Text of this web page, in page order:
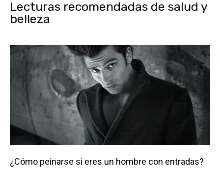
Lecturas recomendadas de salud y
belleza
¿Cómo peinarse si eres un hombre con entradas?